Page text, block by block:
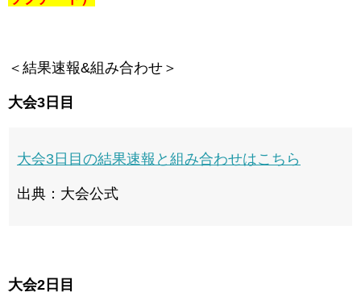
＜結果速報&組み合わせ＞
大会3日目
大会3日目の結果速報と組み合わせはこちら
出典：大会公式
大会2日目